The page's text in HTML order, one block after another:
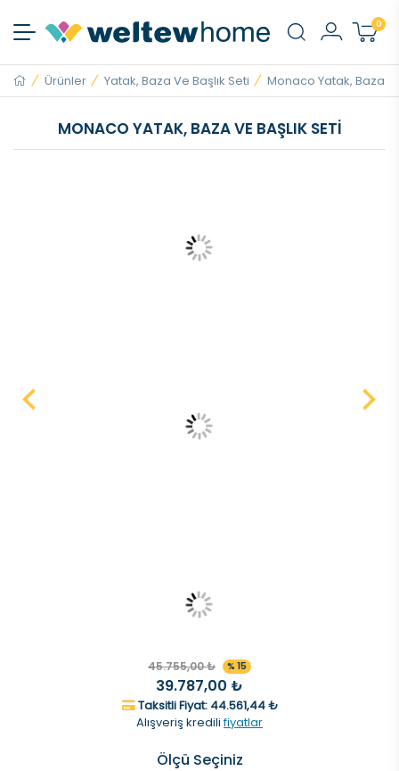
0
Ürünler Yatak, Baza Ve Başlık Seti Monaco Yatak, Baza
MONACO YATAK, BAZA VE BAŞLIK SETI
45.755,00 ₺ % 15
39.787,00 ₺
Taksitli Fiyat: 44.561,44 ₺
Alışveriş kredilifiyatlar
Ölçü Seçiniz